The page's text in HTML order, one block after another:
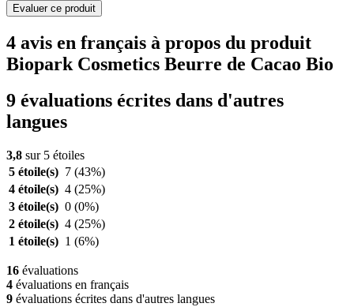
Evaluer ce produit
4 avis en français à propos du produit
Biopark Cosmetics Beurre de Cacao Bio
9 évaluations écrites dans d'autres
langues
3,8 sur 5 étoiles
5 étoile(s) 7 (43%)
4 étoile(s) 4 (25%)
3 étoile(s) 0 (0%)
2 étoile(s) 4 (25%)
1 étoile(s) 1 (6%)
16 évaluations
4 évaluations en français
9 évaluations écrites dans d'autres langues